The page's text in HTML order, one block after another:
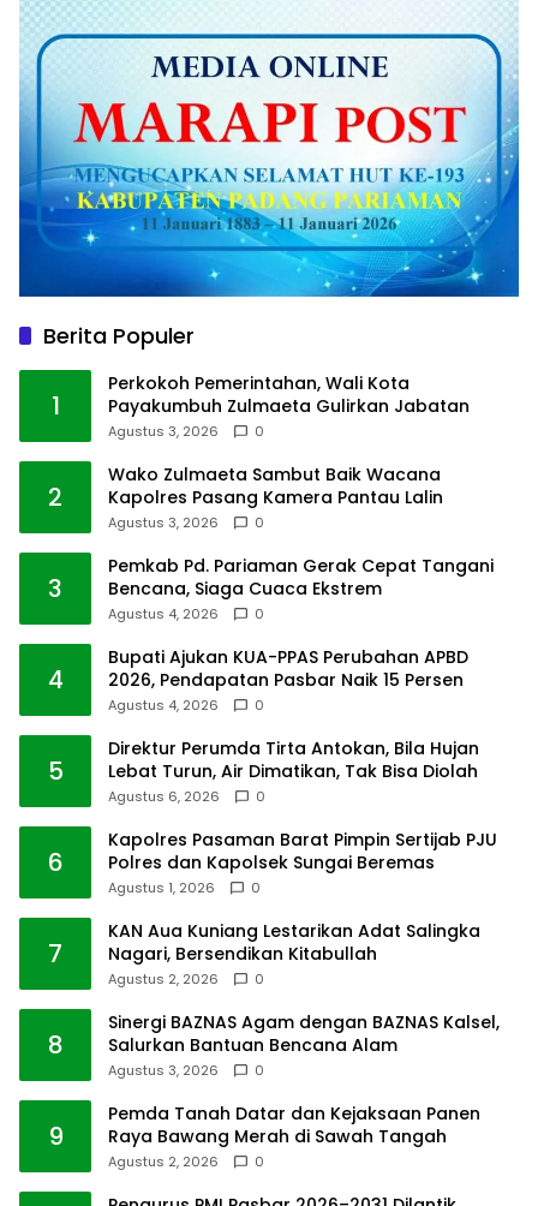
Berita Populer
1
Perkokoh Pemerintahan, Wali Kota
Payakumbuh Zulmaeta Gulirkan Jabatan
Agustus 3, 2026 0
2
Wako Zulmaeta Sambut Baik Wacana
Kapolres Pasang Kamera Pantau Lalin
Agustus 3, 2026 0
3
Pemkab Pd. Pariaman Gerak Cepat Tangani
Bencana, Siaga Cuaca Ekstrem
Agustus 4, 2026 0
4
Bupati Ajukan KUA-PPAS Perubahan APBD
2026, Pendapatan Pasbar Naik 15 Persen
Agustus 4, 2026 0
5
Direktur Perumda Tirta Antokan, Bila Hujan
Lebat Turun, Air Dimatikan, Tak Bisa Diolah
Agustus 6, 2026 0
6
Kapolres Pasaman Barat Pimpin Sertijab PJU
Polres dan Kapolsek Sungai Beremas
Agustus 1, 2026 0
7
KAN Aua Kuniang Lestarikan Adat Salingka
Nagari, Bersendikan Kitabullah
Agustus 2, 2026 0
8
Sinergi BAZNAS Agam dengan BAZNAS Kalsel,
Salurkan Bantuan Bencana Alam
Agustus 3, 2026 0
9
Pemda Tanah Datar dan Kejaksaan Panen
Raya Bawang Merah di Sawah Tangah
Agustus 2, 2026 0